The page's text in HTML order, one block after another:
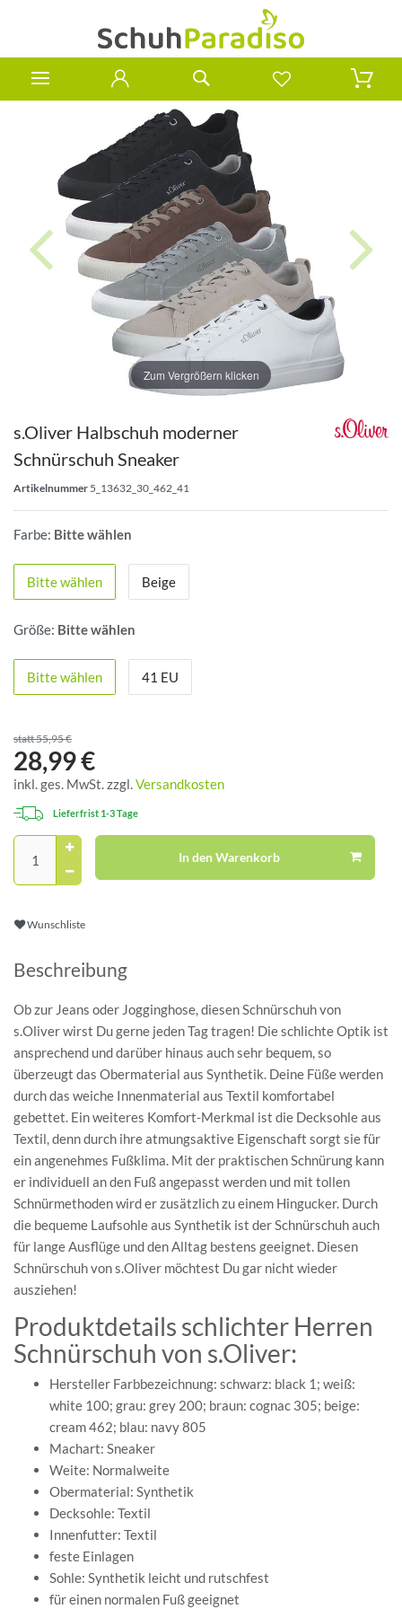
Zum Vergrößern klicken
s.Oliver Halbschuh moderner
Schnürschuh Sneaker
Artikelnummer 5_13632_30_462_41
Farbe: Bitte wählen
Bitte wählen Beige
Größe: Bitte wählen
Bitte wählen 41 EU
statt 55,95 €
28,99 €
inkl. ges. MwSt. zzgl.Versandkosten
Lieferfrist 1-3 Tage
In den Warenkorb
Wunschliste
Beschreibung
Ob zur Jeans oder Jogginghose, diesen Schnürschuh von
s.Oliver wirst Du gerne jeden Tag tragen! Die schlichte Optik ist
ansprechend und darüber hinaus auch sehr bequem, so
überzeugt das Obermaterial aus Synthetik. Deine Füße werden
durch das weiche Innenmaterial aus Textil komfortabel
gebettet. Ein weiteres Komfort-Merkmal ist die Decksohle aus
Textil, denn durch ihre atmungsaktive Eigenschaft sorgt sie für
ein angenehmes Fußklima. Mit der praktischen Schnürung kann
er individuell an den Fuß angepasst werden und mit tollen
Schnürmethoden wird er zusätzlich zu einem Hingucker. Durch
die bequeme Laufsohle aus Synthetik ist der Schnürschuh auch
für lange Ausflüge und den Alltag bestens geeignet. Diesen
Schnürschuh von s.Oliver möchtest Du gar nicht wieder
ausziehen!
Produktdetails schlichter Herren
Schnürschuh von s.Oliver:
Hersteller Farbbezeichnung: schwarz: black 1; weiß:
white 100; grau: grey 200; braun: cognac 305; beige:
cream 462; blau: navy 805
Machart: Sneaker
Weite: Normalweite
Obermaterial: Synthetik
Decksohle: Textil
Innenfutter: Textil
feste Einlagen
Sohle: Synthetik leicht und rutschfest
für einen normalen Fuß geeignet